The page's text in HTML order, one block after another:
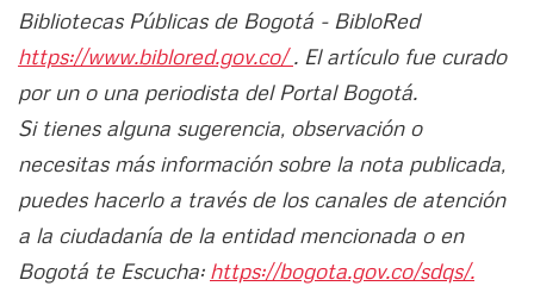
Bibliotecas Públicas de Bogotá - BibloRed
https://www.biblored.gov.co/. El artículo fue curado
por un o una periodista del Portal Bogotá.
Si tienes alguna sugerencia, observación o
necesitas más información sobre la nota publicada,
puedes hacerlo a través de los canales de atención
a la ciudadanía de la entidad mencionada o en
Bogotá te Escucha: https://bogota.gov.co/sdqs/.